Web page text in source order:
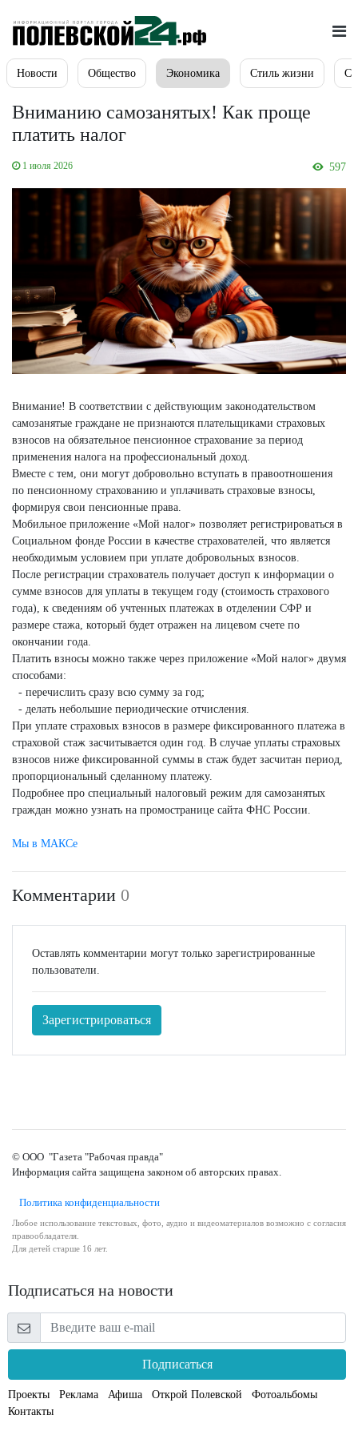
Новости Общество Экономика Стиль жизни
Вниманию самозанятых! Как проще
платить налог
1 июля 2026 597
Внимание! В соответствии с действующим законодательством
самозанятые граждане не признаются плательщиками страховых
взносов на обязательное пенсионное страхование за период
применения налога на профессиональный доход.
Вместе с тем, они могут добровольно вступать в правоотношения
по пенсионному страхованию и уплачивать страховые взносы,
формируя свои пенсионные права.
Мобильное приложение «Мой налог» позволяет регистрироваться в
Социальном фонде России в качестве страхователей, что является
необходимым условием при уплате добровольных взносов.
После регистрации страхователь получает доступ к информации о
сумме взносов для уплаты в текущем году (стоимость страхового
года), к сведениям об учтенных платежах в отделении СФР и
размере стажа, который будет отражен на лицевом счете по
окончании года.
Платить взносы можно также через приложение «Мой налог» двумя
способами:
- перечислить сразу всю сумму за год;
- делать небольшие периодические отчисления.
При уплате страховых взносов в размере фиксированного платежа в
страховой стаж засчитывается один год. В случае уплаты страховых
взносов ниже фиксированной суммы в стаж будет засчитан период,
пропорциональный сделанному платежу.
Подробнее про специальный налоговый режим для самозанятых
граждан можно узнать на промостранице сайта ФНС России.
Мы в МАКСе
Комментарии 0
Оставлять комментарии могут только зарегистрированные
пользователи.
Зарегистрироваться
© ООО "Газета "Рабочая правда"
Информация сайта защищена законом об авторских правах.
Политика конфиденциальности
Любое использование текстовых, фото, аудио и видеоматериалов возможно с согласия
правообладателя.
Для детей старше 16 лет.
Подписаться на новости
Подписаться
Проекты Реклама Афиша Открой Полевской
Фотоальбомы
Контакты